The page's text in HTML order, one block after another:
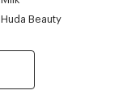
Huda Beauty